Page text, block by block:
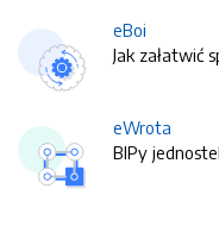
eBoi
Jak załatwić
eWrota
BIPy